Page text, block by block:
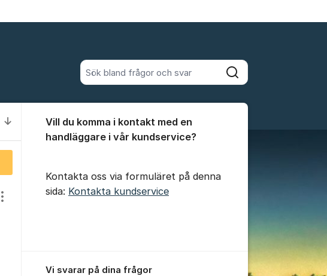
Sök bland alla inlägg
Sök
Till senaste kommentaren
Visa/dölj inställningar för inlägg/kommentar
Vill du komma i kontakt med en
handläggare i vår kundservice?
Kontakta oss via formuläret på denna
sida: Kontakta kundservice
Vi svarar på dina frågor